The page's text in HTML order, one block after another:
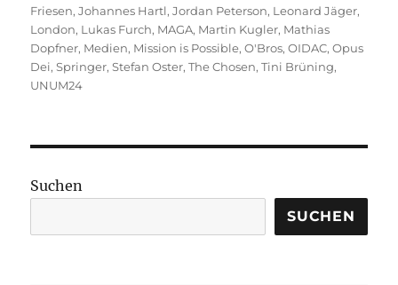
Friesen,Johannes Hartl,Jordan Peterson, Leonard Jäger,
London, Lukas Furch, MAGA, Martin Kugler, Mathias
Dopfner, Medien, Mission is Possible,O'Bros,OIDAC,Opus
Dei,Springer,Stefan Oster,The Chosen,Tini Brüning,
UNUM24
Suchen
SUCHEN